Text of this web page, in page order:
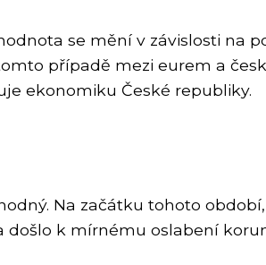
se mění v závislosti na
případě mezi eurem a
ekonomiku České republiky.
Na začátku tohoto
došlo k mírnému oslabení